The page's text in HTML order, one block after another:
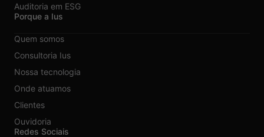
Auditoria em ESG
Porque a Ius
Quem somos
Consultoria Ius
Nossa tecnologia
Onde atuamos
Clientes
Ouvidoria
Redes Sociais